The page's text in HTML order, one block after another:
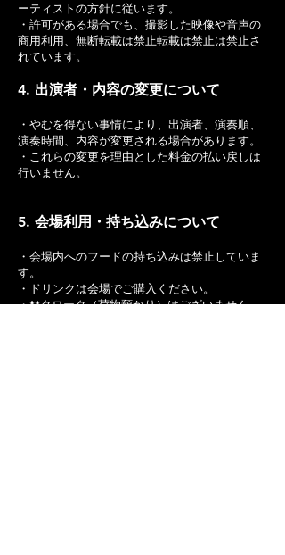
ーティストの方針に従います。
・許可がある場合でも、撮影した映像や音声の
商用利用、無断転載は禁止転載は禁止は禁止さ
れています。
4. 出演者・内容の変更について
・やむを得ない事情により、出演者、演奏順、
演奏時間、内容が変更される場合があります。
・これらの変更を理由とした料金の払い戻しは
行いません。
5. 会場利用・持ち込みについて
・会場内へのフードの持ち込みは禁止していま
す。
・ドリンクは会場でご購入ください。
・**クローク（荷物預かり）はございません。